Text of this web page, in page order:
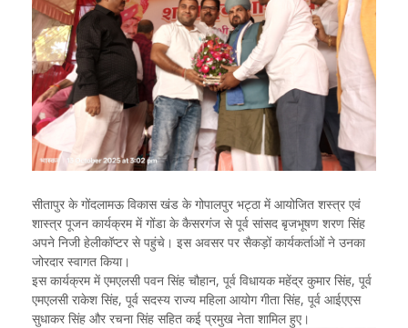
सीतापुर के गोंदलामऊ विकास खंड के गोपालपुर भट्ठा में आयोजित शस्त्र एवं
शास्त्र पूजन कार्यक्रम में गोंडा के कैसरगंज से पूर्व सांसद बृजभूषण शरण सिंह
अपने निजी हेलीकॉप्टर से पहुंचे। इस अवसर पर सैकड़ों कार्यकर्ताओं ने उनका
जोरदार स्वागत किया।
इस कार्यक्रम में एमएलसी पवन सिंह चौहान, पूर्व विधायक महेंद्र कुमार सिंह, पूर्व
एमएलसी राकेश सिंह, पूर्व सदस्य राज्य महिला आयोग गीता सिंह, पूर्व आईएएस
सुधाकर सिंह और रचना सिंह सहित कई प्रमुख नेता शामिल हुए।